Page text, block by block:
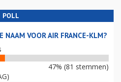
POLL
NAAM VOOR AIR FRANCE-KLM?
47% (81 stemmen)